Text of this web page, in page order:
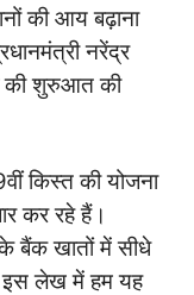
की आय बढ़ाना
नरेंद्र
की शुरुआत की
किस्त की योजना
कर रहे हैं।
बैंक खातों में सीधे
इस लेख में हम यह